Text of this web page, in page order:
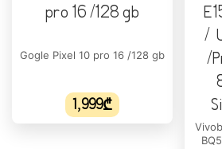
Gogle Pixel 10 pro 16 /128 gb
1,999₾